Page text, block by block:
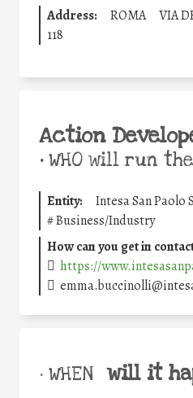
Address:
ROMA VIA
118
Action
•WHO will run
Entity:
Intesa San Paolo
#Business/Industry
How can you get in
https://
• WHEN will it